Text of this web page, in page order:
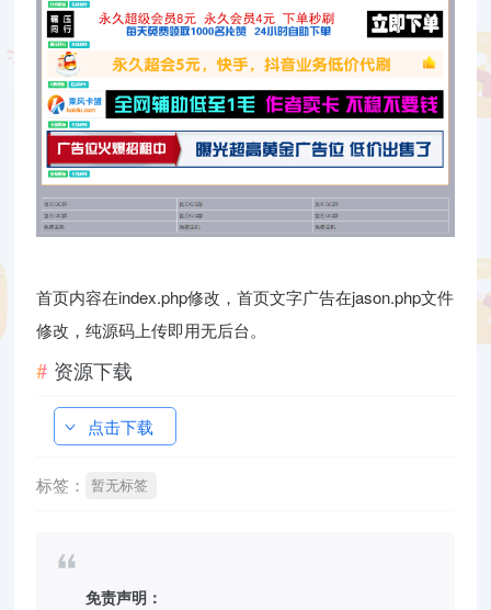
首页内容在index.php修改，首页文字广告在jason.php文件
修改，纯源码上传即用无后台。
资源下载
点击下载
标签： 暂无标签
免责声明：